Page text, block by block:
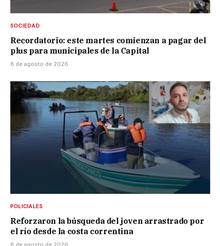
SOCIEDAD
Recordatorio: este martes comienzan a pagar del
plus para municipales de la Capital
8 de agosto de 2026
POLICIALES
Reforzaron la búsqueda del joven arrastrado por
el río desde la costa correntina
8 de agosto de 2026